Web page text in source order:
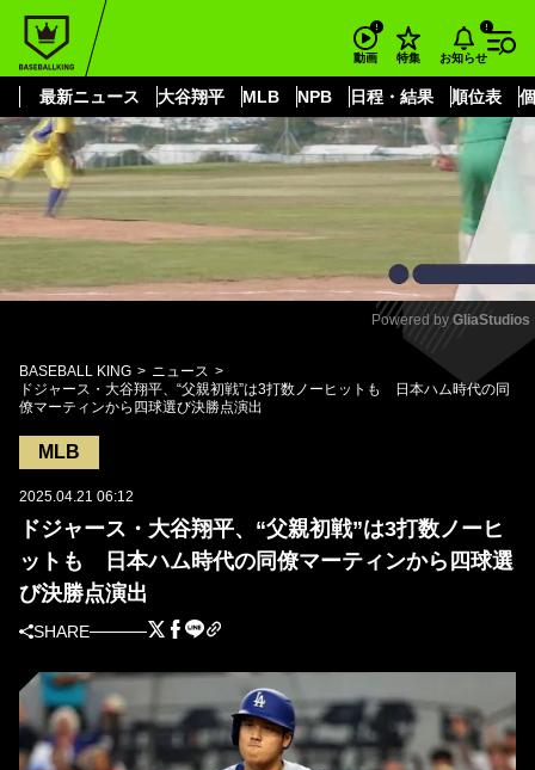
動画 特集 お知らせ
最新ニュース 大谷翔平 MLB NPB 日程・結果 順位表
もっと見る
Mute
Powered by GliaStudios
BASEBALL KING
ニュース
ドジャース・大谷翔平、“父親初戦”は3打数ノーヒットも 日本ハム時代の同
僚マーティンから四球選び決勝点演出
MLB
2025.04.21 06:12
ドジャース・大谷翔平、“父親初戦”は3打数ノーヒ
ットも 日本ハム時代の同僚マーティンから四球選
び決勝点演出
SHARE